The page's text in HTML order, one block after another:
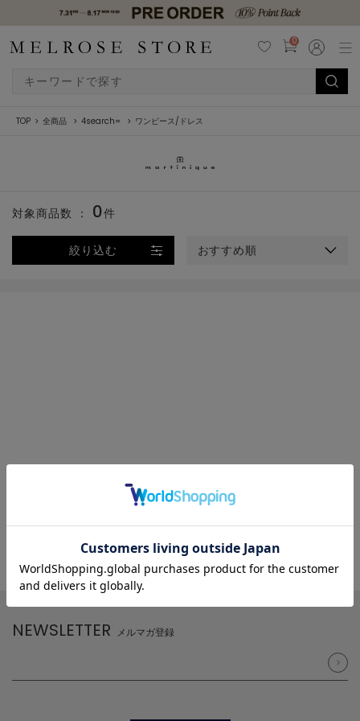
0
TOP 全商品 4search= ワンピース/ドレス
絞り込む おすすめ順
対象商品数 ： 0件
NEWSLETTER メルマガ登録